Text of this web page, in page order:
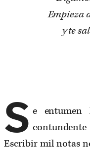
Empieza
y te
S e entumen
Escribir mil notas